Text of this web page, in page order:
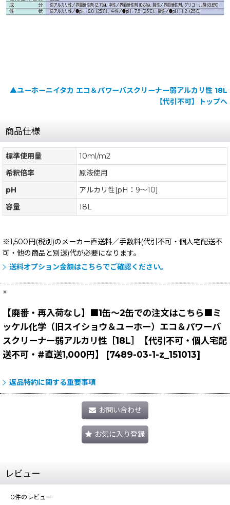
▲ユーホーニイタカ エコ＆パワーバスクリーナー弱アルカリ性 18L
【代引不可】トップへ
商品仕様
標準使用量
10ml/m2
希釈倍率
原液使用
pH
アルカリ性[pH：9〜10]
容量
18L
※1,500円(税別)のメーカー直送料／手数料(代引不可・個人宅配送不
可・他の商品と別送)代が必要になります。
送料オプション金額はこちらでご確認ください。
×
【廃番・再入荷なし】■1缶〜2缶での注文はこちら■ミ
ッケル化学（旧スイショウ＆ユーホー）エコ＆パワーバ
スクリーナー弱アルカリ性［18L］【代引不可・個人宅配
送不可・#直送1,000円】
[7489-03-1-z_151013]
返品特約に関する重要事項
お問い合わせ
お気に入り登録
レビュー
0件のレビュー